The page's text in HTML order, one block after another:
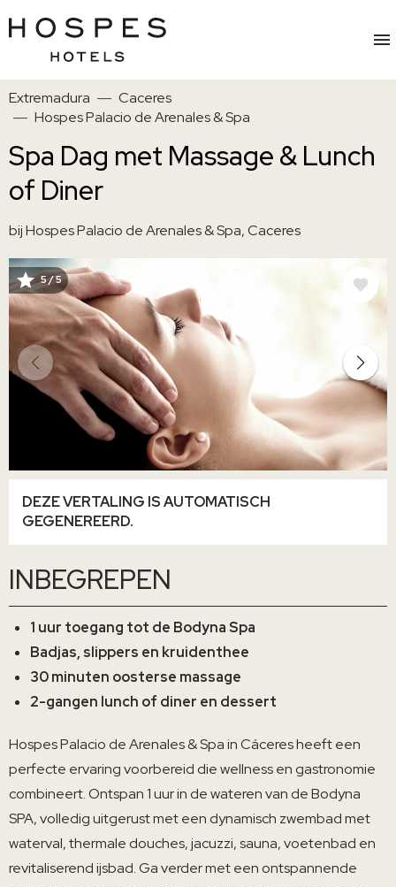
Overslaan
naar
hoofdinhoud
Extremadura
Caceres
Hospes Palacio de Arenales & Spa
Spa Dag met Massage & Lunch
of Diner
bij Hospes Palacio de Arenales & Spa, Caceres
AFBEELDING
5 / 5
DEZE VERTALING IS AUTOMATISCH
GEGENEREERD.
INBEGREPEN
1 uur toegang tot de Bodyna Spa
Badjas, slippers en kruidenthee
30 minuten oosterse massage
2-gangen lunch of diner en dessert
Hospes Palacio de Arenales & Spa in Cáceres heeft een
perfecte ervaring voorbereid die wellness en gastronomie
combineert. Ontspan 1 uur in de wateren van de Bodyna
SPA, volledig uitgerust met een dynamisch zwembad met
waterval, thermale douches, jacuzzi, sauna, voetenbad en
revitaliserend ijsbad. Ga verder met een ontspannende